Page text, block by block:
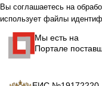
Вы соглашаетесь на
использует файлы
Мы есть на
Портале